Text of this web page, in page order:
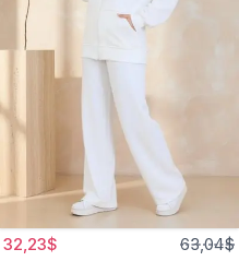
32,23$ 63,04$